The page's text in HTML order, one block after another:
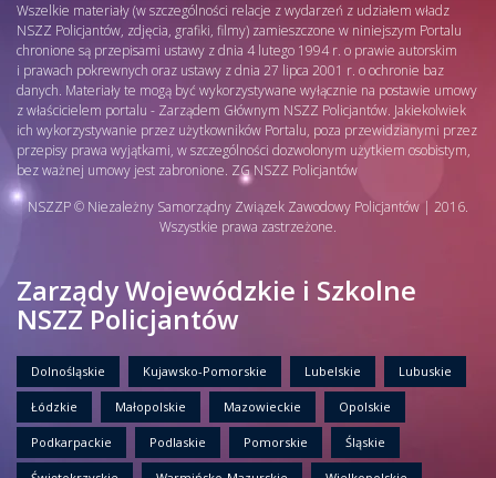
Wszelkie materiały (w szczególności relacje z wydarzeń z udziałem władz
NSZZ Policjantów, zdjęcia, grafiki, filmy) zamieszczone w niniejszym Portalu
chronione są przepisami ustawy z dnia 4 lutego 1994 r. o prawie autorskim
i prawach pokrewnych oraz ustawy z dnia 27 lipca 2001 r. o ochronie baz
danych. Materiały te mogą być wykorzystywane wyłącznie na postawie umowy
z właścicielem portalu - Zarządem Głównym NSZZ Policjantów. Jakiekolwiek
ich wykorzystywanie przez użytkowników Portalu, poza przewidzianymi przez
przepisy prawa wyjątkami, w szczególności dozwolonym użytkiem osobistym,
bez ważnej umowy jest zabronione. ZG NSZZ Policjantów
NSZZP © Niezależny Samorządny Związek Zawodowy Policjantów | 2016.
Wszystkie prawa zastrzeżone.
Zarządy Wojewódzkie i Szkolne
NSZZ Policjantów
Dolnośląskie Kujawsko-Pomorskie Lubelskie Lubuskie
Łódzkie Małopolskie Mazowieckie Opolskie
Podkarpackie Podlaskie Pomorskie Śląskie